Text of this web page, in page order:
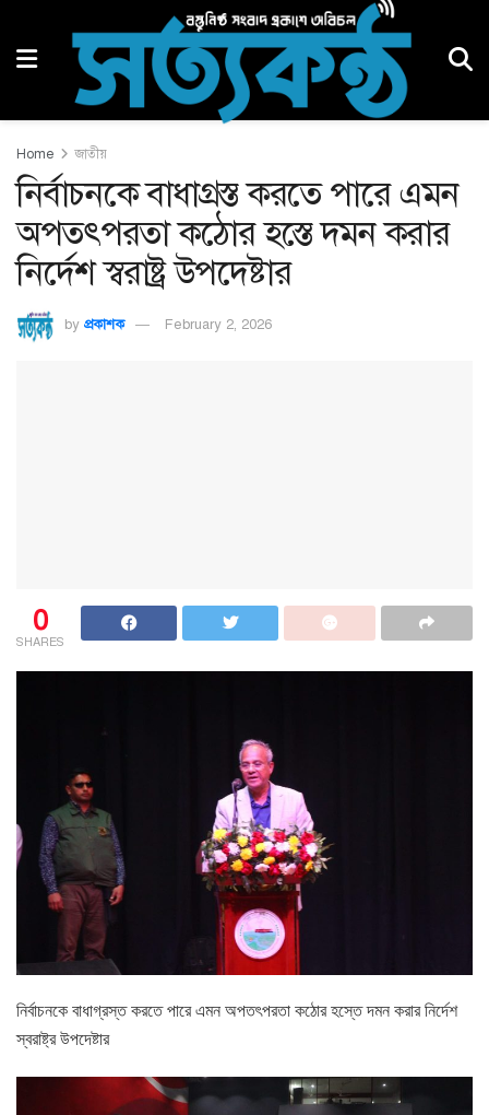
Home জাতীয়
নির্বাচনকে বাধাগ্রস্ত করতে পারে এমন
অপতৎপরতা কঠোর হস্তে দমন করার
নির্দেশ স্বরাষ্ট্র উপদেষ্টার
by প্রকাশক February 2, 2026
0
SHARES
নির্বাচনকে বাধাগ্রস্ত করতে পারে এমন অপতৎপরতা কঠোর হস্তে দমন করার নির্দেশ
স্বরাষ্ট্র উপদেষ্টার